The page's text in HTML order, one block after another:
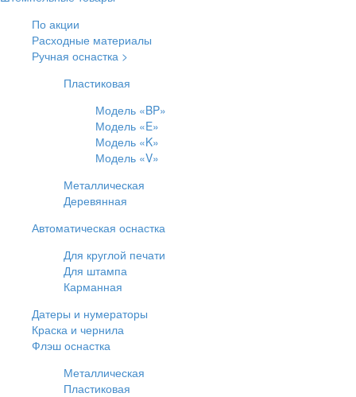
По акции
Расходные материалы
Ручная оснастка >
Пластиковая
Модель «BP»
Модель «E»
Модель «K»
Модель «V»
Металлическая
Деревянная
Автоматическая оснастка
Для круглой печати
Для штампа
Карманная
Датеры и нумераторы
Краска и чернила
Флэш оснастка
Металлическая
Пластиковая